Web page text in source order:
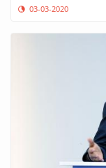
03-03-2020